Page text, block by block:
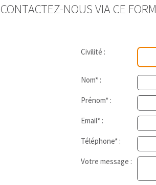
CONTACTEZ-NOUS VIA CE
Civilité :
Nom* :
Prénom* :
Email* :
Téléphone* :
Votre message :